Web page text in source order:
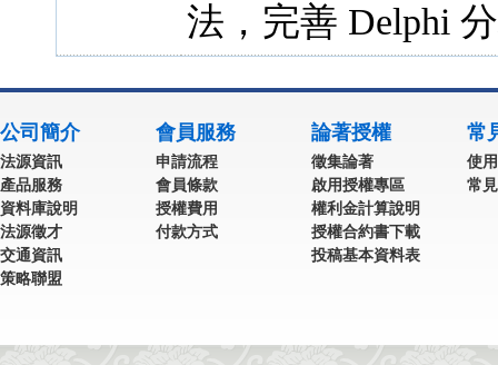
法，完善 Delphi
公司簡介
法源資訊
產品服務
資料庫說明
法源徵才
交通資訊
策略聯盟
會員服務
申請流程
會員條款
授權費用
付款方式
論著授權
徵集論著
啟用授權專區
權利金計算說明
授權合約書下載
投稿基本資料表
常
使
常